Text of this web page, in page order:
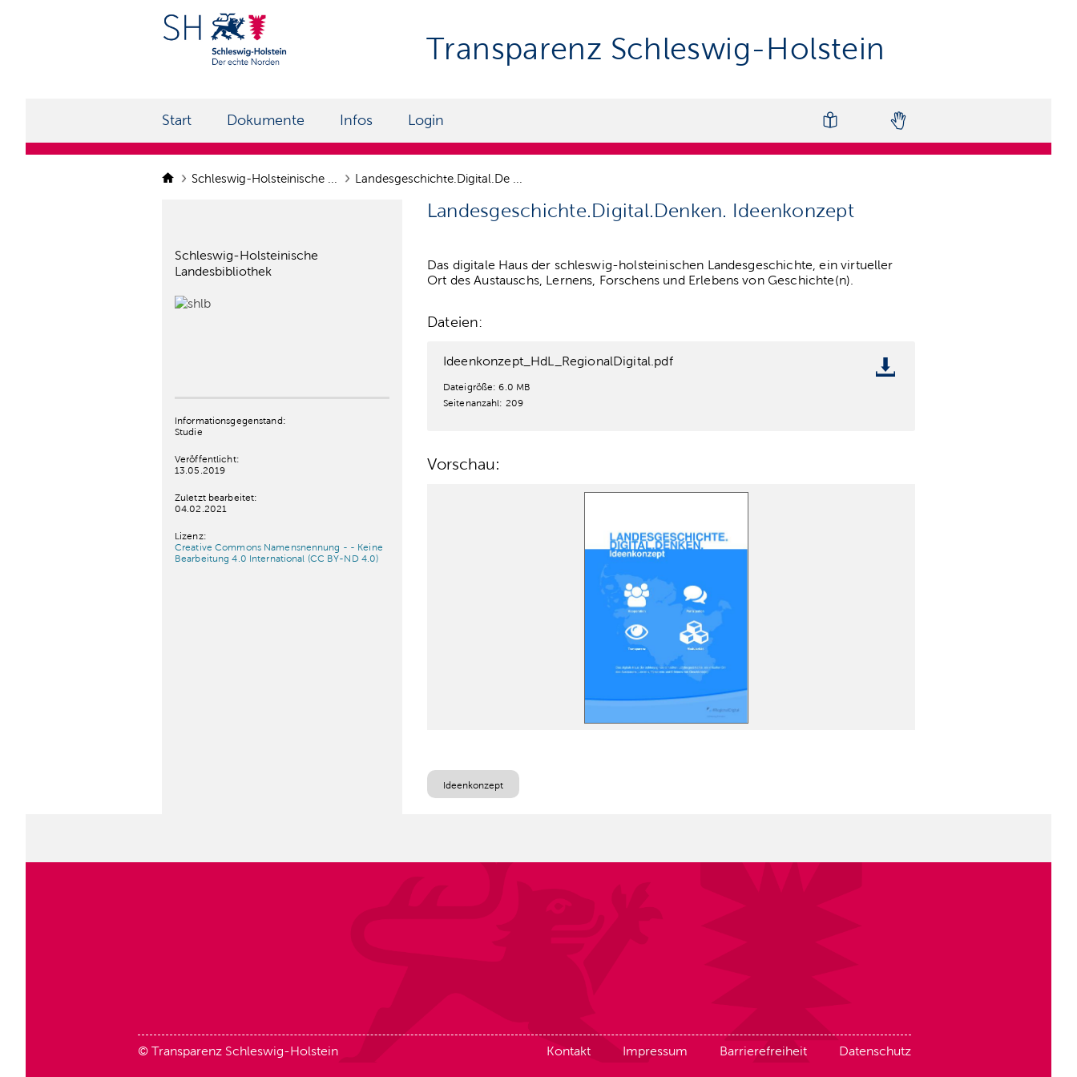
Transparenz Schleswig-Holstein
Start Dokumente Infos Login
Schleswig-Holsteinische ... Landesgeschichte.Digital.De ...
Schleswig-Holsteinische
Landesbibliothek
Informationsgegenstand:
Studie
Veröffentlicht:
13.05.2019
Zuletzt bearbeitet:
04.02.2021
Lizenz:
Creative Commons Namensnennung - - Keine
Bearbeitung 4.0 International (CC BY-ND 4.0)
Landesgeschichte.Digital.Denken. Ideenkonzept
Das digitale Haus der schleswig-holsteinischen Landesgeschichte, ein virtueller
Ort des Austauschs, Lernens, Forschens und Erlebens von Geschichte(n).
Dateien:
Ideenkonzept_HdL_RegionalDigital.pdf
Dateigröße: 6.0 MB
Seitenanzahl: 209
Vorschau:
Ideenkonzept
© Transparenz Schleswig-Holstein Kontakt Impressum Barrierefreiheit Datenschutz